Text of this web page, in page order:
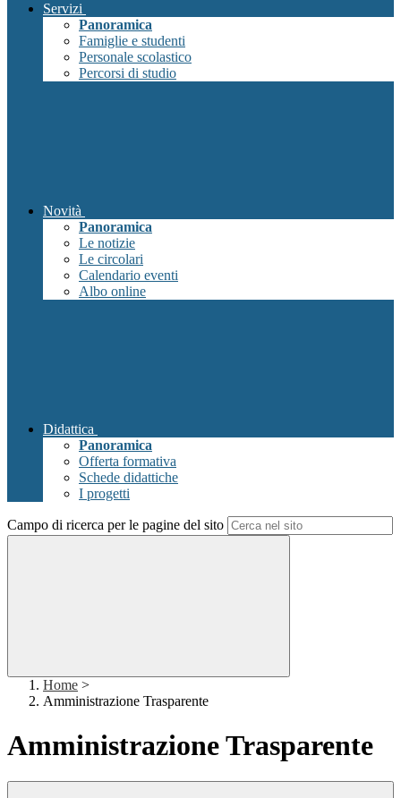
Servizi
Panoramica
Famiglie e studenti
Personale scolastico
Percorsi di studio
Novità
Panoramica
Le notizie
Le circolari
Calendario eventi
Albo online
Didattica
Panoramica
Offerta formativa
Schede didattiche
I progetti
Campo di ricerca per le pagine del sito
Home >
Amministrazione Trasparente
Amministrazione Trasparente